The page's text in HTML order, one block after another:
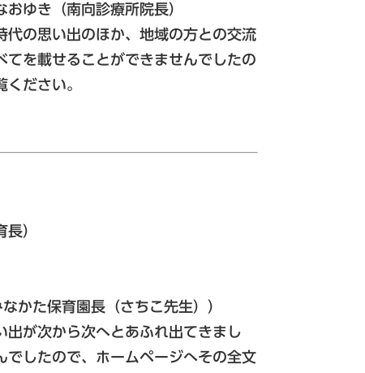
ゆき（南向診療所院長）
の思い出のほか、地域の方との交流
てを載せることができませんでしたの
ださい。
）
かた保育園長（さちこ先生））
が次から次へとあふれ出てきまし
でしたので、ホームページへその全文